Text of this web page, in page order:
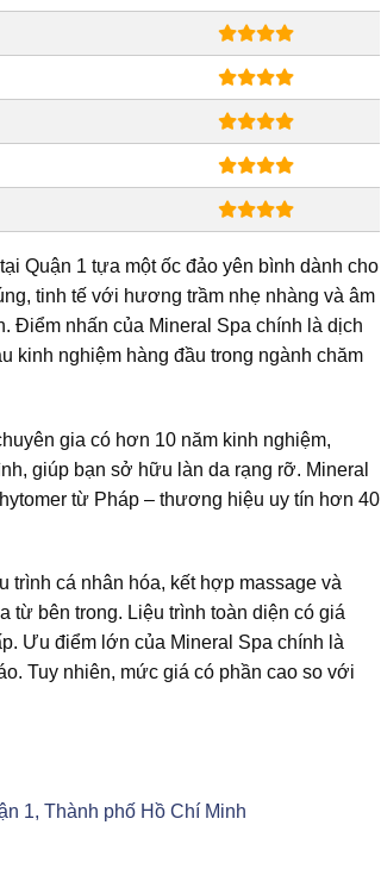
Quận 1 tựa một ốc đảo yên bình dành cho
tinh tế với hương trầm nhẹ nhàng và âm
Điểm nhấn của Mineral Spa chính là dịch
kinh nghiệm hàng đầu trong ngành chăm
gia có hơn 10 năm kinh nghiệm,
giúp bạn sở hữu làn da rạng rỡ. Mineral
từ Pháp – thương hiệu uy tín hơn 40
trình cá nhân hóa, kết hợp massage và
từ bên trong. Liệu trình toàn diện có giá
Ưu điểm lớn của Mineral Spa chính là
Tuy nhiên, mức giá có phần cao so với
1, Thành phố Hồ Chí Minh